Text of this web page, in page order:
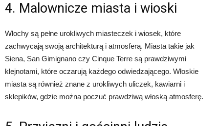
4. Malownicze miasta i wioski
Włochy są pełne urokliwych miasteczek i wiosek, które
zachwycają swoją architekturą i atmosferą. Miasta takie jak
Siena, San Gimignano czy Cinque Terre są prawdziwymi
klejnotami, które oczarują każdego odwiedzającego. Włoskie
miasta są również znane z urokliwych uliczek, kawiarni i
sklepików, gdzie można poczuć prawdziwą włoską atmosferę.